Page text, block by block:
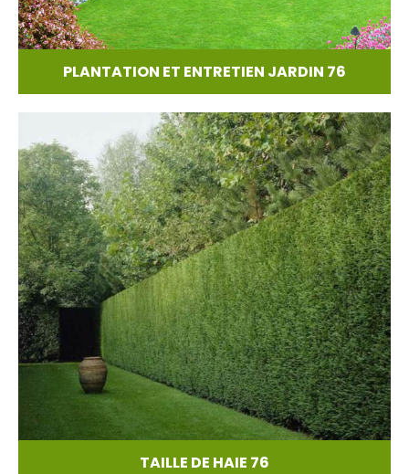
PLANTATION ET ENTRETIEN JARDIN 76
TAILLE DE HAIE 76